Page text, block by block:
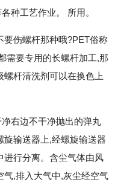
种工艺作业。 所用。
要伤螺杆那种哦?PET俗称
需要专用的长螺杆加工,那
杆清洗剂可以在换色上
右边不干净抛出的弹丸
旋输送器上,经螺旋输送器
进行分离。含尘气体由风
气,排入大气中,灰尘经空气